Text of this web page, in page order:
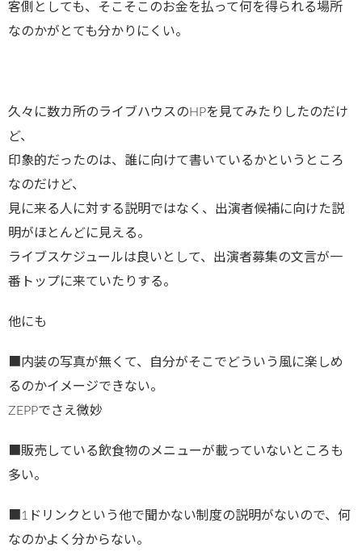
客側としても、そこそこのお金を払って何を得られる場所
なのかがとても分かりにくい。
久々に数カ所のライブハウスのHPを見てみたりしたのだけ
ど、
印象的だったのは、誰に向けて書いているかというところ
なのだけど、
見に来る人に対する説明ではなく、出演者候補に向けた説
明がほとんどに見える。
ライブスケジュールは良いとして、出演者募集の文言が一
番トップに来ていたりする。
他にも
■内装の写真が無くて、自分がそこでどういう風に楽しめ
るのかイメージできない。
ZEPPでさえ微妙
■販売している飲食物のメニューが載っていないところも
多い。
■1ドリンクという他で聞かない制度の説明がないので、何
なのかよく分からない。